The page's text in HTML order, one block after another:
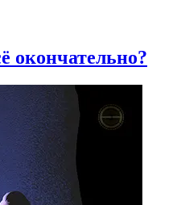
окончательно?